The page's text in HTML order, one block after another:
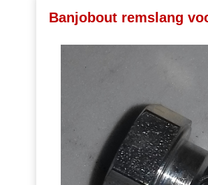
Banjobout remslang